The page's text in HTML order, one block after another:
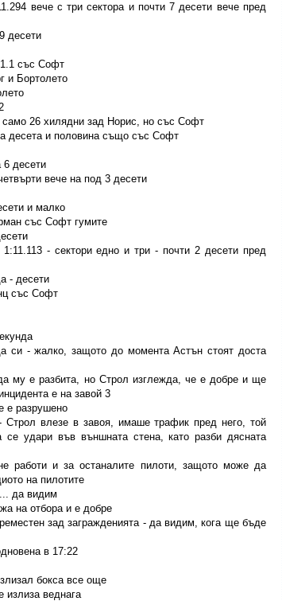
вече с три сектора и почти 7 десети вече пред
десети
със Софт
и Бортолето
само 26 хилядни зад Норис, но със Софт
десета и половина също със Софт
6 десети
вече на под 3 десети
и малко
със Софт гумите
- сектори едно и три - почти 2 десети пред
- десети
със Софт
си - жалко, защото до момента Астън стоят доста
му е разбита, но Строл изглежда, че е добре и ще
е на завой 3
е разрушено
Строл влезе в завоя, имаше трафик пред него, той
се удари във външната стена, като разби дясната
работи и за останалите пилоти, защото може да
на пилотите
да видим
на отбора и е добре
зад загражденията - да видим, кога ще бъде
в 17:22
бокса все още
излиза веднага